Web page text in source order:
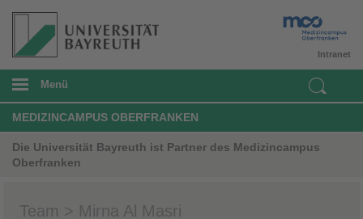
Intranet
Menü
MEDIZINCAMPUS OBERFRANKEN
Die Universität Bayreuth ist Partner des Medizincampus
Oberfranken
Team > Mirna Al Masri